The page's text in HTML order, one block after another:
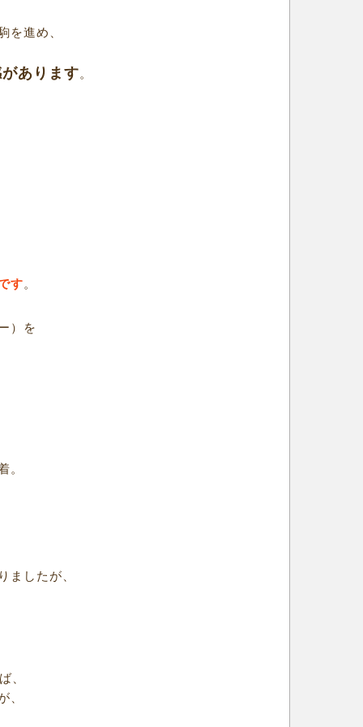
を進め、
あります。
す。
）を
。
ましたが、
、
、